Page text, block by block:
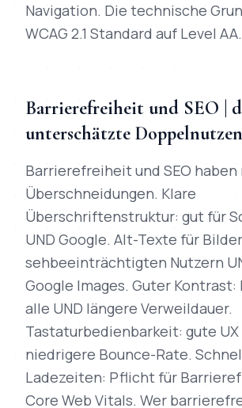
Navigation. Die technische
WCAG 2.1 Standard auf Level AA.
Barrierefreiheit und SEO |
unterschätzte Doppelnutzen
Barrierefreiheit und SEO haben
Überschneidungen. Klare
Überschriftenstruktur: gut für
UND Google. Alt-Texte für
sehbeeinträchtigten Nutzern
Google Images. Guter Kontrast:
alle UND längere Verweildauer.
Tastaturbedienbarkeit: gute UX
niedrigere Bounce-Rate.
Ladezeiten: Pflicht für
Core Web Vitals. Wer